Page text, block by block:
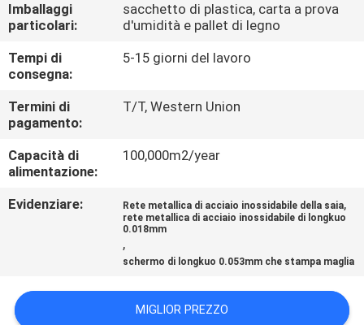
CONTROLLO
DI
QUALITÀ
CONTATTACI
RICHIEDA
Imballaggi
particolari:
sacchetto di plastica, carta a prova
d'umidità e pallet di legno
Tempi di
consegna:
5-15 giorni del lavoro
Termini di
pagamento:
T/T, Western Union
Capacità di
alimentazione:
100,000m2/year
Evidenziare: Rete metallica di acciaio inossidabile della saia,
rete metallica di acciaio inossidabile di longkuo
0.018mm
,
schermo di longkuo 0.053mm che stampa maglia
MIGLIOR PREZZO